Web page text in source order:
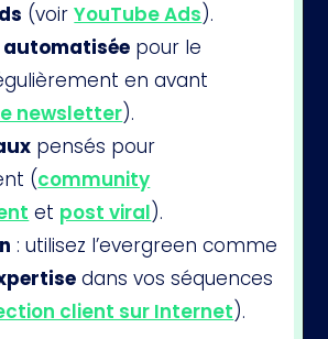
(voirYouTube Ads).
pour le
en avant
newsletter).
pensés pour
(community
et post viral).
: utilisez l’evergreen comme
dans vos séquences
client sur Internet).